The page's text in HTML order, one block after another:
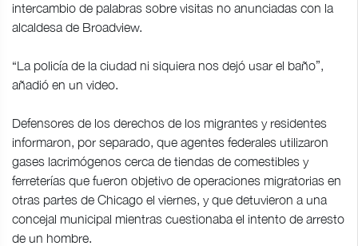
intercambio de palabras sobre visitas no anunciadas con la
alcaldesa de Broadview.
“La policía de la ciudad ni siquiera nos dejó usar el baño”,
añadió en un video.
Defensores de los derechos de los migrantes y residentes
informaron, por separado, que agentes federales utilizaron
gases lacrimógenos cerca de tiendas de comestibles y
ferreterías que fueron objetivo de operaciones migratorias en
otras partes de Chicago el viernes, y que detuvieron a una
concejal municipal mientras cuestionaba el intento de arresto
de un hombre.